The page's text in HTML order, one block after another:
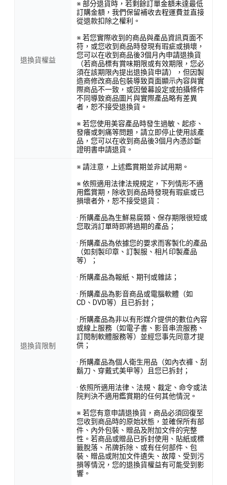
退換貨權益
※ 部分退貨時，若剩餘訂單金額未達最低
訂購金額，我們保留補收去程運費並直接
從退款扣除之權利。
※ 若您實際收到的商品與產品資訊頁面不
符，或您收到商品時發現有瑕疵或損壞，
您可以在收到商品後3個月內申請退換貨
（若商品標有賞味期限或有效期限，您必
須在該期限內提出退換貨申請），但因製
造商修改商品包裝導致頁面顯示內容與實
際商品不一致，或因螢幕設定或拍攝條件
不同導致商品圖片與實際產品略有差異
者，恕不接受退換貨。
※ 若您使用美容產品時發生過敏、起疹、
發癢或刺痛等問題，請立即停止使用該產
品，您可以在收到商品後3個月內憑診斷
證明書申請退貨。
退換貨限制
※ 請注意，上述鑑賞期並非試用期。
※ 依照適用法律法規規定，下列情形不適
用鑑賞期，除收到商品時發現有瑕疵或已
損壞者外，恕不接受退貨：
· 所購產品為生鮮易腐類、保存期限很短或
您取消訂單時即將過期的產品；
· 所購產品為依據您的要求而客製化的產品
（如刻製印章、訂製服、相片印製產品
等）；
· 所購產品為報紙、期刊或雜誌；
· 所購產品為影音商品或電腦軟體（如
CD、DVD等）且已拆封；
· 所購產品為非以有形媒介提供的數位內容
或線上服務（如電子書、影音串流服務、
訂閱制軟體服務等）並經您事先同意才提
供；
· 所購產品為個人衛生用品（如內衣褲、刮
鬍刀、穿戴式美甲等）且您已拆封；
· 依照所適用法律、法規、裁定、命令或法
院判決不適用鑑賞期的任何其他情況。
※ 若您有意申請退換貨，商品必須回復至
您收到商品時的原始狀態，並確保所有部
件、內外包裝、贈品及附加文件的完整
性。若商品或贈品已拆封使用、貼紙或標
籤脫落、吊牌拆除、或有任何部件、包
裝、贈品或附加文件遺失、故障、受到污
損等情況，您的退換貨權益有可能受到影
響。